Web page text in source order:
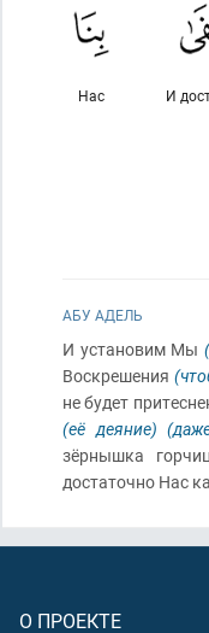
И
Нас
АБУ АДЕЛЬ
И установим Мы
Воскрешения
не будет
(её деяние)
зёрнышка
достаточно Нас
О ПРОЕКТЕ